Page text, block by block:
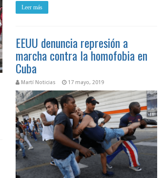
Leer más
EEUU denuncia represión a
marcha contra la homofobia en
Cuba
Martí Noticias 17 mayo, 2019